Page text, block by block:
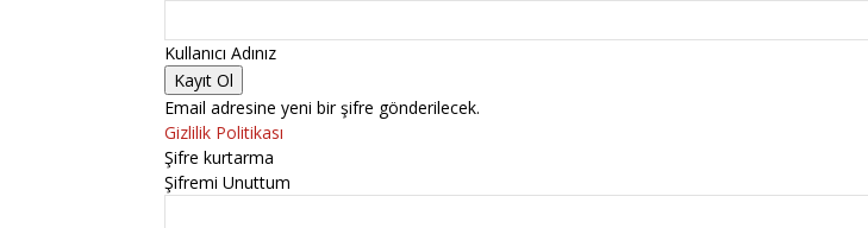
Kullanıcı Adınız
Email adresine yeni bir şifre gönderilecek.
Gizlilik Politikası
Şifre kurtarma
Şifremi Unuttum